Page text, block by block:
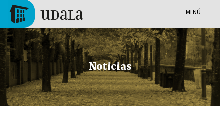
Pasar al contenido principal
Tolosa
Noticias
MENÚ